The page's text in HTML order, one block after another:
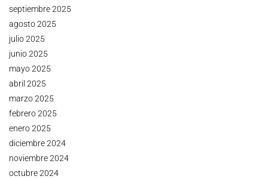
septiembre 2025
agosto 2025
julio 2025
junio 2025
mayo 2025
abril 2025
marzo 2025
febrero 2025
enero 2025
diciembre 2024
noviembre 2024
octubre 2024